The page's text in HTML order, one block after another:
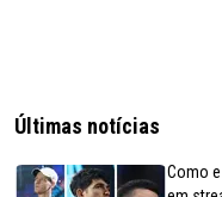
Últimas notícias
Como